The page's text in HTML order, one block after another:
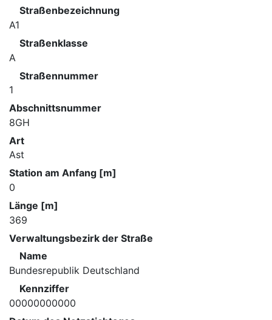
Straßenbezeichnung
A1
Straßenklasse
A
Straßennummer
1
Abschnittsnummer
8GH
Art
Ast
Station am Anfang [m]
0
Länge [m]
369
Verwaltungsbezirk der Straße
Name
Bundesrepublik Deutschland
Kennziffer
00000000000